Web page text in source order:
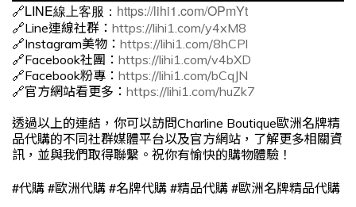
🔗LINE線上客服： https://lihi1.com/OPmYt
🔗Line連線社群： https://lihi1.com/y4xM8
🔗Instagram美物： https://lihi1.com/8hCPl
🔗Facebook社團： https://lihi1.com/v4bXD
🔗Facebook粉專： https://lihi1.com/bCqJN
🔗官方網站看更多： https://lihi1.com/huZk7
透過以上的連結，你可以訪問Charline Boutique歐洲名牌精
品代購的不同社群媒體平台以及官方網站，了解更多相關資
訊，並與我們取得聯繫。祝你有愉快的購物體驗！
#代購 #歐洲代購 #名牌代購 #精品代購 #歐洲名牌精品代購